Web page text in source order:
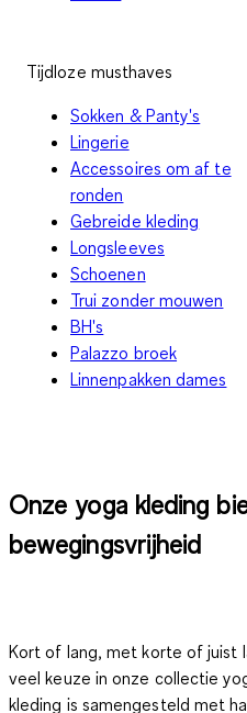
Tijdloze musthaves
Sokken & Panty's
Lingerie
Accessoires om af te
ronden
Gebreide kleding
Longsleeves
Schoenen
Trui zonder mouwen
BH's
Palazzo broek
Linnenpakken dames
Onze yoga kle­ding
bewegingsvrijheid
Kort of lang, met korte of juist
veel keuze in onze collectie
kleding is samengesteld met